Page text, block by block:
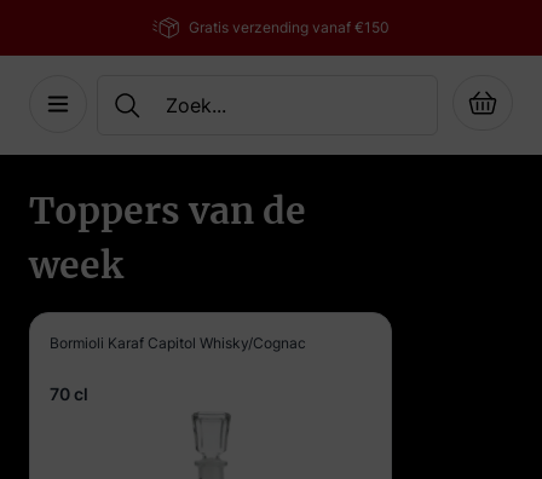
Cart
Toppers van de
week
Bormioli Karaf Capitol Whisky/Cognac
70 cl